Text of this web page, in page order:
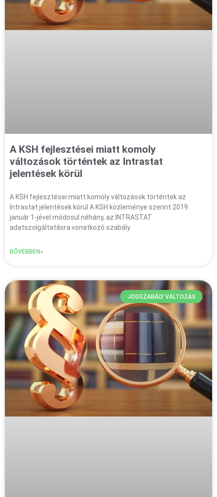
A KSH fejlesztései miatt komoly
változások történtek az Intrastat
jelentések körül
A KSH fejlesztései miatt komoly változások történtek az
Intrastat jelentések körül A KSH közleménye szerint 2019.
január 1-jével módosul néhány, az INTRASTAT
adatszolgáltatásra vonatkozó szabály.
BŐVEBBEN»
JOGSZABÁLY VÁLTOZÁS